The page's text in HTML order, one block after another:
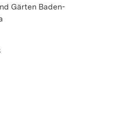
Gärten Baden-